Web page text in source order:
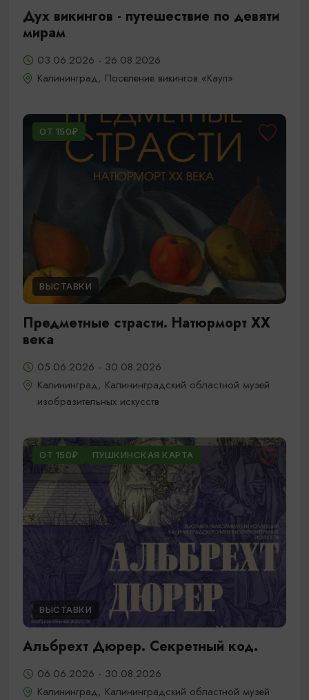
Дух викингов - путешествие по девяти
мирам
03.06.2026 - 26.08.2026
Калининград, Поселение викингов «Кауп»
ОТ 150₽
ВЫСТАВКИ
Предметные страсти. Натюрморт XX
века
05.06.2026 - 30.08.2026
Калининград, Калининградский областной музей
изобразительных искусств
ОТ 150₽ ПУШКИНСКАЯ КАРТА
ВЫСТАВКИ
Альбрехт Дюрер. Секретный код.
06.06.2026 - 30.08.2026
Калининград, Калининградский областной музей